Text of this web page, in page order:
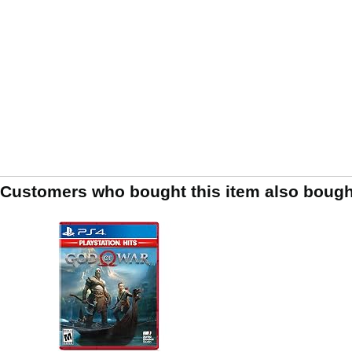
Customers who bought this item also